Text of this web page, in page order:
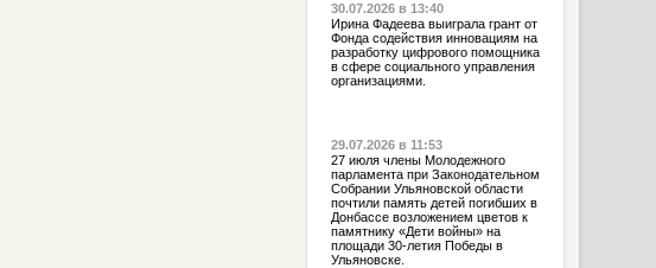
30.07.2026 в 13:40
Ирина Фадеева выиграла грант от
Фонда содействия инновациям на
разработку цифрового помощника
в сфере социального управления
организациями.
29.07.2026 в 11:53
27 июля члены Молодежного
парламента при Законодательном
Собрании Ульяновской области
почтили память детей погибших в
Донбассе возложением цветов к
памятнику «Дети войны» на
площади 30-летия Победы в
Ульяновске.